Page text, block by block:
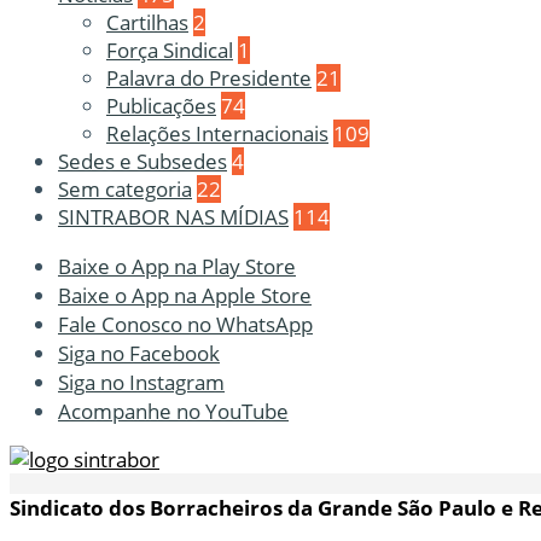
Cartilhas2
Força Sindical 1
Palavra do Presidente 21
Publicações74
Relações Internacionais 109
Sedes e Subsedes4
Sem categoria 22
SINTRABOR NAS MÍDIAS 114
Baixe o App na Play Store
Baixe o App na Apple Store
Fale Conosco no WhatsApp
Siga no Facebook
Siga no Instagram
Acompanhe no YouTube
Sindicato dos Borracheiros da Grande São Paulo e